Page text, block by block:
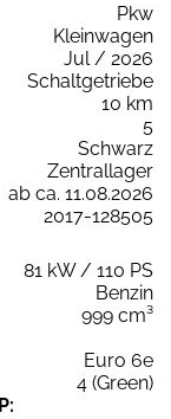
Pkw
Kleinwagen
Jul / 2026
Schaltgetriebe
10 km
5
Schwarz
Zentrallager
ab ca. 11.08.2026
2017-128505
81 kW / 110 PS
Benzin
999 cm³
Euro 6e
4 (Green)